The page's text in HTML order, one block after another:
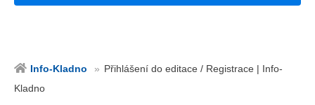
Info-Kladno
Přihlášení do editace / Registrace | Info-
Kladno